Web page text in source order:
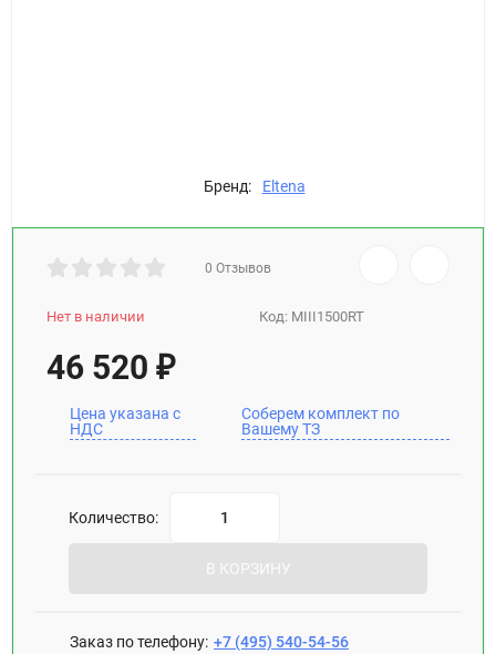
Бренд: Eltena
0 Отзывов
Код: MIII1500RT
Нет в наличии
46 520 ₽
Цена указана с
НДС
Соберем комплект по
Вашему ТЗ
Количество:
В КОРЗИНУ
Заказ по телефону: +7 (495) 540-54-56